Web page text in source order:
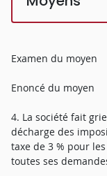
Examen du moyen
Enoncé du moyen
4. La société fait
décharge des
taxe de 3 % pour
toutes ses